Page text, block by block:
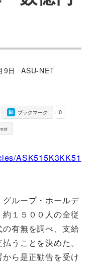
9日
著
ASU-NET
0
ブックマーク
ASK515K3KK51
ループ・ホールデ
１５００人の全従
有無を調べ、支給
うことを決めた。
ら是正勧告を受け